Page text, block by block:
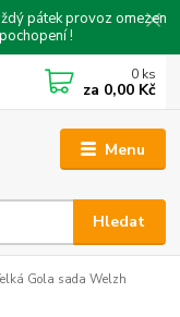
pátek provoz omezen
!
Menu
Hledat
0 ks
za 0,00 Kč
Gola sada Welzh